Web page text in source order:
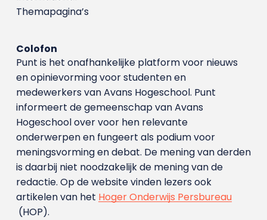
Themapagina’s
Colofon
Punt is het onafhankelijke platform voor nieuws
en opinievorming voor studenten en
medewerkers van Avans Hoge­school. Punt
informeert de gemeenschap van Avans
Hogeschool over voor hen relevante
onderwerpen en fungeert als podium voor
meningsvorming en debat. De mening van derden
is daarbij niet noodzakelijk de mening van de
redactie. Op de website vinden lezers ook
artikelen van het Hoger Onderwijs Persbureau
(HOP).